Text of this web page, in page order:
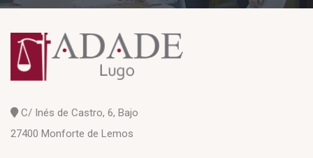
C/ Inés de Castro, 6, Bajo
27400 Monforte de Lemos